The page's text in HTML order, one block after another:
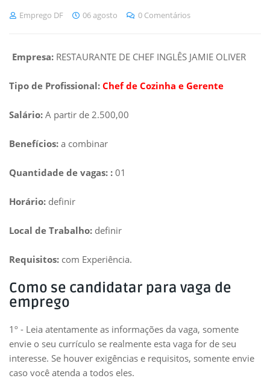
Emprego DF 06 agosto 0 Comentários
Empresa: RESTAURANTE DE CHEF INGLÊS JAMIE OLIVER
Tipo de Profissional: Chef de Cozinha e Gerente
Salário: A partir de 2.500,00
Benefícios: a combinar
Quantidade de vagas: : 01
Horário: definir
Local de Trabalho: definir
Requisitos: com Experiência.
Como se candidatar para vaga de
emprego
1º - Leia atentamente as informações da vaga, somente
envie o seu currículo se realmente esta vaga for de seu
interesse. Se houver exigências e requisitos, somente envie
caso você atenda a todos eles.